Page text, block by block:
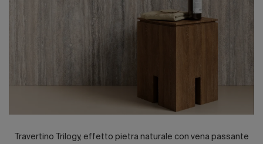
Travertino Trilogy, effetto pietra naturale con vena passante